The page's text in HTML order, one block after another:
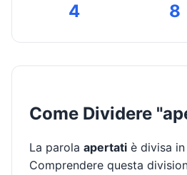
4 8
Come Dividere
La parola apertati è divisa in
Comprendere questa